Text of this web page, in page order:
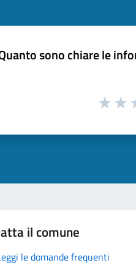
sono chiare le
il comune
le domande frequenti